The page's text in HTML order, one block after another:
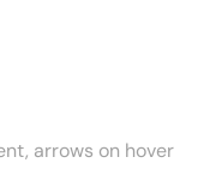
arrows on hover